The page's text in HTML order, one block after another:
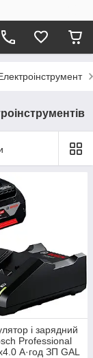
і зарядний
Professional
А·год ЗП GAL